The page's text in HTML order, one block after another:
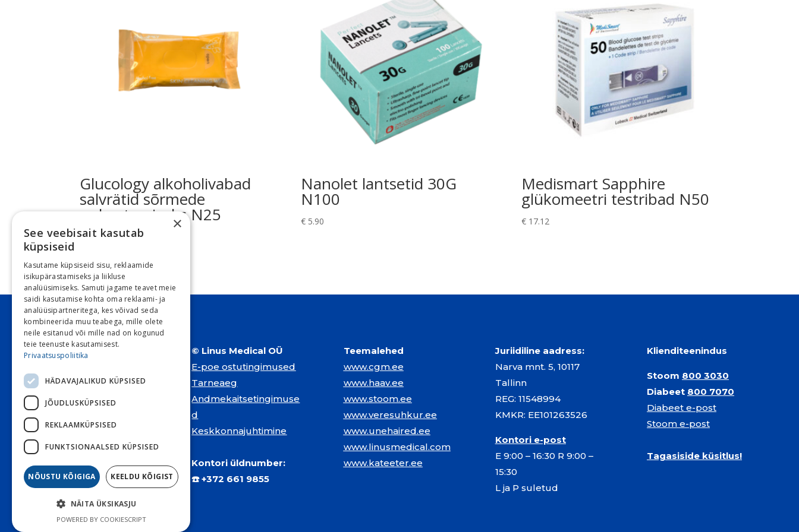
Glucology alkoholivabad
salvrätid sõrmede
puhastamiseks N25
€1.93Algne
oli:
€ 1.93.
€0.50Praegune
on:
Nanolet lantsetid 30G
N100
€5.90
Medismart Sapphire
glükomeetri testribad N50
€ 17.12
© Linus Medical OÜ
E-poe ostutingimused
Tarneaeg
Andmekaitsetingimuse
d
Keskkonnajuhtimine
Kontori üldnumber:
☎️+372 661 9855
Teemalehed
www.cgm.ee
www.haav.ee
www.stoom.ee
www.veresuhkur.ee
www.unehaired.ee
www.linusmedical.com
www.kateeter.ee
Juriidiline aadress:
Narva mnt. 5, 10117
Tallinn
REG: 11548994
KMKR: EE101263526
Kontori e-post
E 9:00 – 16:30 R 9:00 –
15:30
L ja P suletud
Klienditeenindus
Stoom 800 3030
Diabeet 800 7070
Diabeet e-post
Stoom e-post
Tagasiside küsitlus!
×
See veebisait kasutab
küpsiseid
Kasutame küpsiseid sisu, reklaamide
isikupärastamiseks ja liikluse
analüüsimiseks. Samuti jagame teavet meie
saidi kasutamise kohta oma reklaami- ja
analüüsipartneritega, kes võivad seda
kombineerida muu teabega, mille olete
neile esitanud või mille nad on kogunud
teie teenuste kasutamisest.
Privaatsuspoliitika
HÄDAVAJALIKUD KÜPSISED
JÕUDLUSKÜPSISED
REKLAAMKÜPSISED
FUNKTSIONAALSED KÜPSISED
NÕUSTU KÕIGIGA KEELDU KÕIGIST
NÄITA ÜKSIKASJU
POWERED BY COOKIESCRIPT